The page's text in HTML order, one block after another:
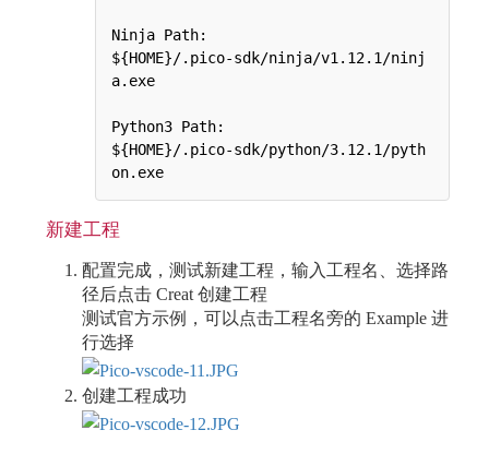
Ninja Path:
${HOME}/.pico-sdk/ninja/v1.12.1/ninj
a.exe
Python3 Path:
${HOME}/.pico-sdk/python/3.12.1/pyth
新建工程
配置完成，测试新建工程，输入工程名、选择路
径后点击 Creat 创建工程
测试官方示例，可以点击工程名旁的 Example 进
行选择
创建工程成功